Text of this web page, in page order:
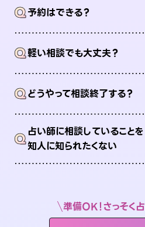
Q予約はできる？
Q軽い相談でも大丈夫？
Qどうやって相談終了する？
Q占い師に相談していることを
知人に知られたくない
準備OK！さっそく